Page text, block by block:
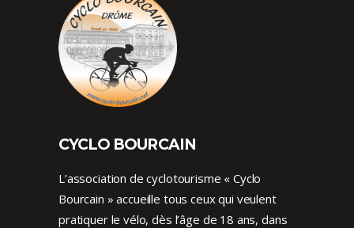
CYCLO BOURCAIN
L’association de cyclotourisme « Cyclo
Bourcain » accueille tous ceux qui veulent
pratiquer le vélo, dès l’âge de 18 ans, dans